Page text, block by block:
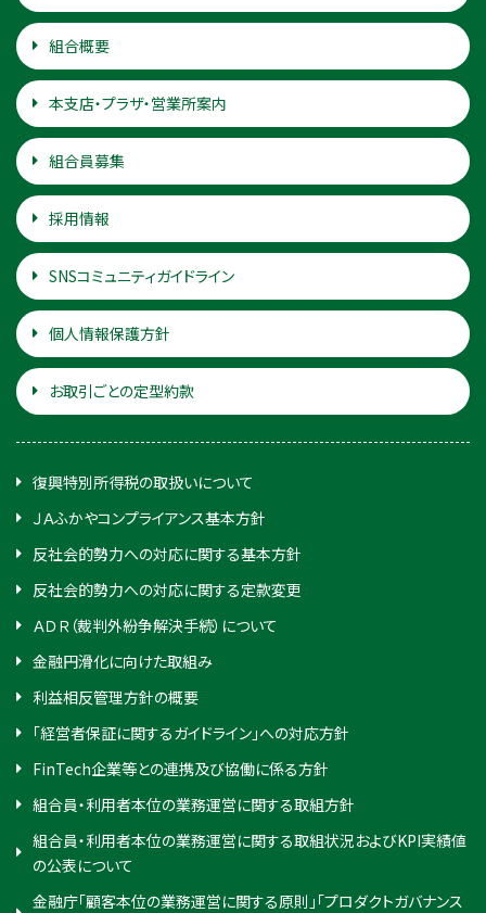
組合概要
本支店・プラザ・営業所案内
組合員募集
採用情報
SNSコミュニティガイドライン
個人情報保護方針
お取引ごとの定型約款
復興特別所得税の取扱いについて
ＪＡふかやコンプライアンス基本方針
反社会的勢力への対応に関する基本方針
反社会的勢力への対応に関する定款変更
ＡＤＲ（裁判外紛争解決手続）について
金融円滑化に向けた取組み
利益相反管理方針の概要
「経営者保証に関するガイドライン」への対応方針
FinTech企業等との連携及び協働に係る方針
組合員・利用者本位の業務運営に関する取組方針
組合員・利用者本位の業務運営に関する取組状況およびKPI実績値
の公表について
金融庁「顧客本位の業務運営に関する原則」「プロダクトガバナンス